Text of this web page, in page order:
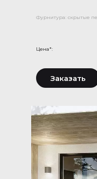
Цена*:
Фурнитура: скрытые
Заказать